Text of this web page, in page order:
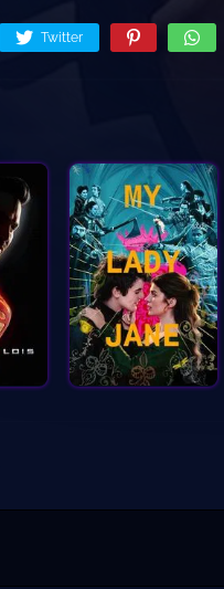
Twitter